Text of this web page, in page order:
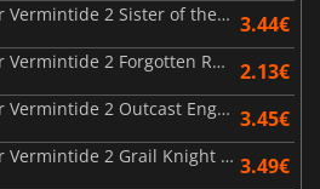
Warhammer Vermintide 2 Sister of the Thorn 3.44€
Warhammer Vermintide 2 Forgotten Relics Pack 2.13€
Warhammer Vermintide 2 Outcast Engineer Career 3.45€
Warhammer Vermintide 2 Grail Knight Career 3.49€